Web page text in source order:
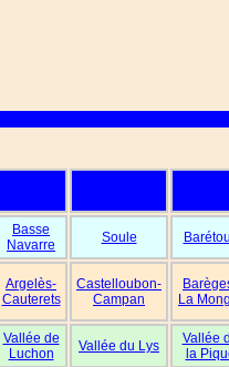
Basse
Navarre
Soule
Argelès-
Cauterets
Castelloubon-
Campan
La
Vallée de
Luchon
Vallée du Lys
Vallée
la